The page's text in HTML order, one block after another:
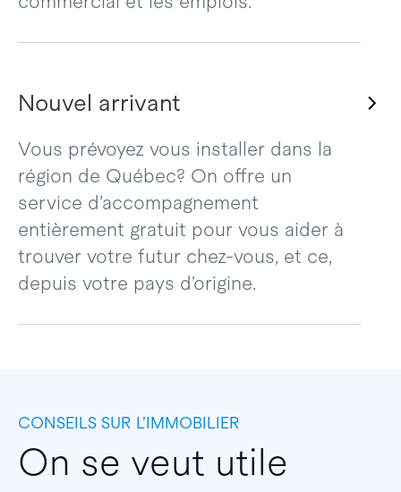
Nouvel arrivant
Vous prévoyez vous installer dans la
région de Québec? On offre un
service d’accompagnement
entièrement gratuit pour vous aider à
trouver votre futur chez-vous, et ce,
depuis votre pays d’origine.
CONSEILS SUR L’IMMOBILIER
On se veut utile